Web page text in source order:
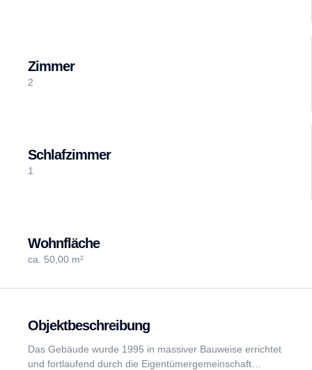
Zimmer
2
Schlafzimmer
1
Wohnfläche
ca. 50,00 m²
Objektbeschreibung
Das Gebäude wurde 1995 in massiver Bauweise errichtet
und fortlaufend durch die Eigentümergemeinschaft